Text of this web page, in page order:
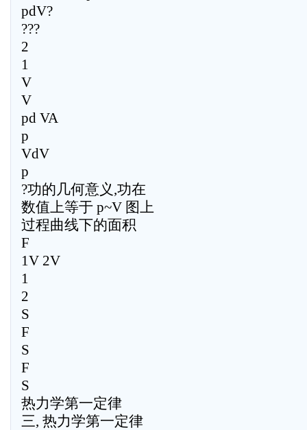
pdV?
???
2
1
V
V
pd VA
p
VdV
p
?功的几何意义,功在
数值上等于 p~V 图上
过程曲线下的面积
F
1V 2V
1
2
S
F
S
F
S
热力学第一定律
三, 热力学第一定律